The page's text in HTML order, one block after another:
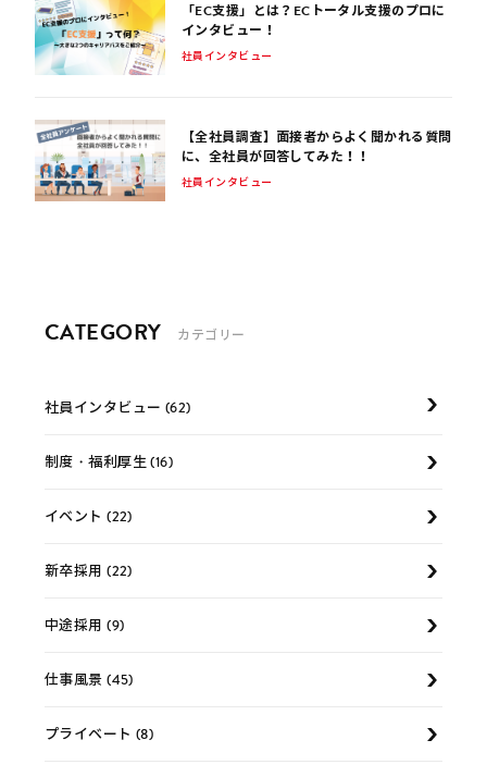
「EC支援」とは？ECトータル支援のプロに
インタビュー！
社員インタビュー
【全社員調査】面接者からよく聞かれる質問
に、全社員が回答してみた！！
社員インタビュー
CATEGORY カテゴリー
社員インタビュー (62)
制度・福利厚生 (16)
イベント (22)
新卒採用 (22)
中途採用 (9)
仕事風景 (45)
プライベート (8)